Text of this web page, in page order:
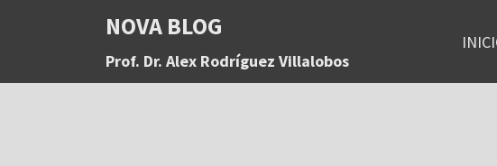
a
NOVA BLOG
Prof. Dr. Alex Rodríguez Villalobos